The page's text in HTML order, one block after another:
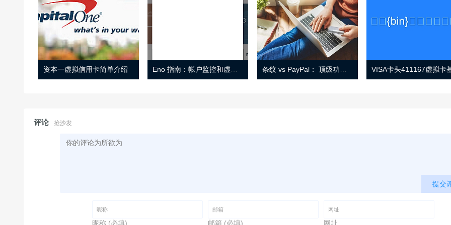
资本一虚拟信用卡简单介绍
评论 抢沙发
提交
昵称 (必填) 邮箱 (必填) 网址